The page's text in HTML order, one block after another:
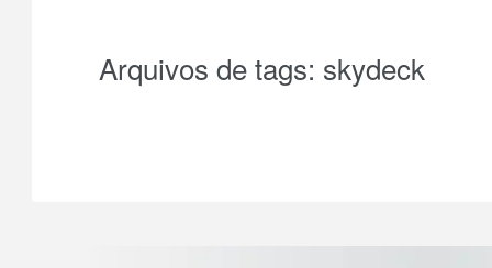
Arquivos de tags: skydeck